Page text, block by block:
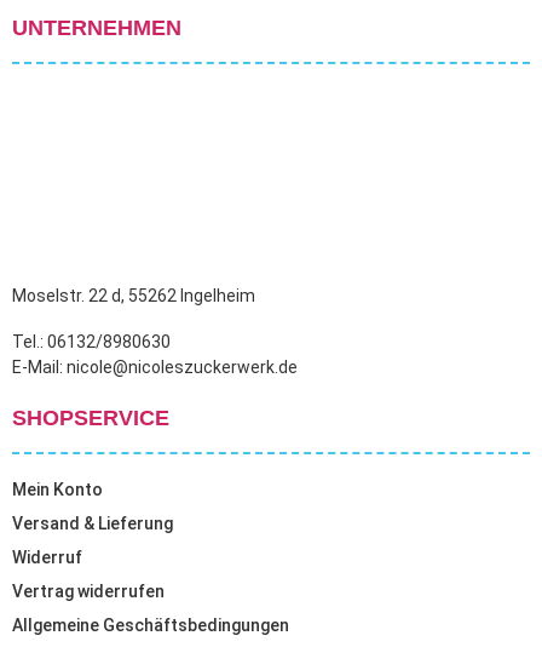
UNTERNEHMEN
Moselstr. 22 d, 55262 Ingelheim
Tel.: 06132/8980630
E-Mail: nicole@nicoleszuckerwerk.de
SHOPSERVICE
Mein Konto
Versand & Lieferung
Widerruf
Vertrag widerrufen
Allgemeine Geschäftsbedingungen